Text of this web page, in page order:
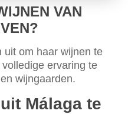
VAN
uit om haar wijnen te
ervaring te
wijngaarden.
Málaga te